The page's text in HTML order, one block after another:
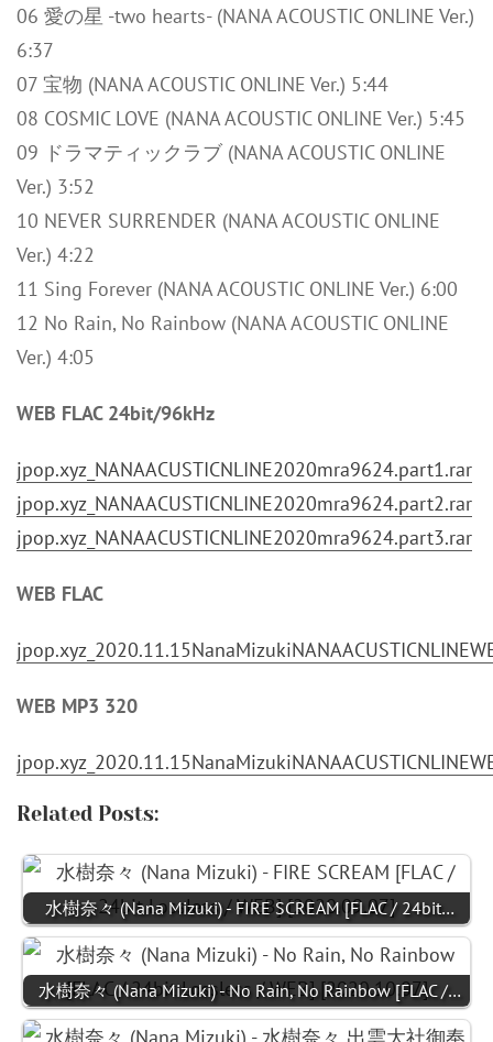
06 愛の星 -two hearts- (NANA ACOUSTIC ONLINE Ver.)
6:37
07 宝物 (NANA ACOUSTIC ONLINE Ver.) 5:44
08 COSMIC LOVE (NANA ACOUSTIC ONLINE Ver.) 5:45
09 ドラマティックラブ (NANA ACOUSTIC ONLINE
Ver.) 3:52
10 NEVER SURRENDER (NANA ACOUSTIC ONLINE
Ver.) 4:22
11 Sing Forever (NANA ACOUSTIC ONLINE Ver.) 6:00
12 No Rain, No Rainbow (NANA ACOUSTIC ONLINE
Ver.) 4:05
WEB FLAC 24bit/96kHz
jpop.xyz_NANAACUSTICNLINE2020mra9624.part1.rar
jpop.xyz_NANAACUSTICNLINE2020mra9624.part2.rar
jpop.xyz_NANAACUSTICNLINE2020mra9624.part3.rar
WEB FLAC
WEB MP3 320
Related Posts:
水樹奈々 (Nana Mizuki) - FIRE SCREAM [FLAC / 24bit…
水樹奈々 (Nana Mizuki) - No Rain, No Rainbow [FLAC /…